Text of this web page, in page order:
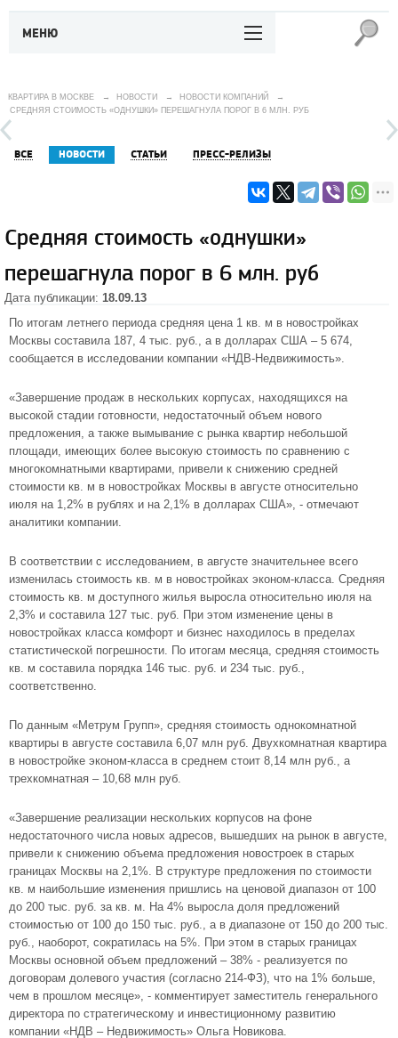
МЕНЮ
КВАРТИРА В МОСКВЕ → НОВОСТИ → НОВОСТИ КОМПАНИЙ
→
СРЕДНЯЯ СТОИМОСТЬ «ОДНУШКИ» ПЕРЕШАГНУЛА ПОРОГ В 6 МЛН. РУБ
ВСЕ НОВОСТИ СТАТЬИ ПРЕСС-РЕЛИЗЫ
Средняя стоимость «однушки»
перешагнула порог в 6 млн. руб
Дата публикации: 18.09.13
По итогам летнего периода средняя цена 1 кв. м в новостройках
Москвы составила 187, 4 тыс. руб., а в долларах США – 5 674,
сообщается в исследовании компании «НДВ-Недвижимость».
«Завершение продаж в нескольких корпусах, находящихся на
высокой стадии готовности, недостаточный объем нового
предложения, а также вымывание с рынка квартир небольшой
площади, имеющих более высокую стоимость по сравнению с
многокомнатными квартирами, привели к снижению средней
стоимости кв. м в новостройках Москвы в августе относительно
июля на 1,2% в рублях и на 2,1% в долларах США», - отмечают
аналитики компании.
В соответствии с исследованием, в августе значительнее всего
изменилась стоимость кв. м в новостройках эконом-класса. Средняя
стоимость кв. м доступного жилья выросла относительно июля на
2,3% и составила 127 тыс. руб. При этом изменение цены в
новостройках класса комфорт и бизнес находилось в пределах
статистической погрешности. По итогам месяца, средняя стоимость
кв. м составила порядка 146 тыс. руб. и 234 тыс. руб.,
соответственно.
По данным «Метрум Групп», средняя стоимость однокомнатной
квартиры в августе составила 6,07 млн руб. Двухкомнатная квартира
в новостройке эконом-класса в среднем стоит 8,14 млн руб., а
трехкомнатная – 10,68 млн руб.
«Завершение реализации нескольких корпусов на фоне
недостаточного числа новых адресов, вышедших на рынок в августе,
привели к снижению объема предложения новостроек в старых
границах Москвы на 2,1%. В структуре предложения по стоимости
кв. м наибольшие изменения пришлись на ценовой диапазон от 100
до 200 тыс. руб. за кв. м. На 4% выросла доля предложений
стоимостью от 100 до 150 тыс. руб., а в диапазоне от 150 до 200 тыс.
руб., наоборот, сократилась на 5%. При этом в старых границах
Москвы основной объем предложений – 38% - реализуется по
договорам долевого участия (согласно 214-ФЗ), что на 1% больше,
чем в прошлом месяце», - комментирует заместитель генерального
директора по стратегическому и инвестиционному развитию
компании «НДВ – Недвижимость» Ольга Новикова.